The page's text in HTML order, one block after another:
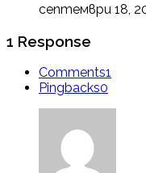
септември 18,
1 Response
Comments1
Pingbacks0